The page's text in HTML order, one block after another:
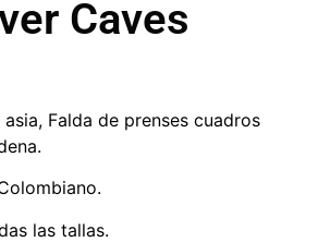
Caves
asia, Falda de prenses cuadros
las tallas.